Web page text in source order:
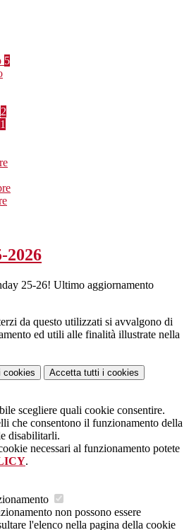
5
2
1
2026
25-26! Ultimo aggiornamento
da questo utilizzati si avvalgono di
ed utili alle finalità illustrate nella
cookies Accetta tutti i cookies
scegliere quali cookie consentire.
che consentono il funzionamento della
disabilitarli.
necessari al funzionamento potete
.
non possono essere
l'elenco nella pagina della cookie